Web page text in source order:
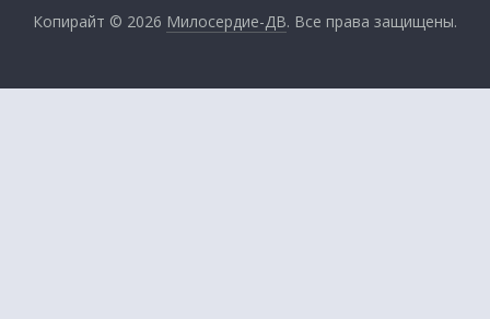
Копирайт © 2026 Милосердие-ДВ. Все права защищены.